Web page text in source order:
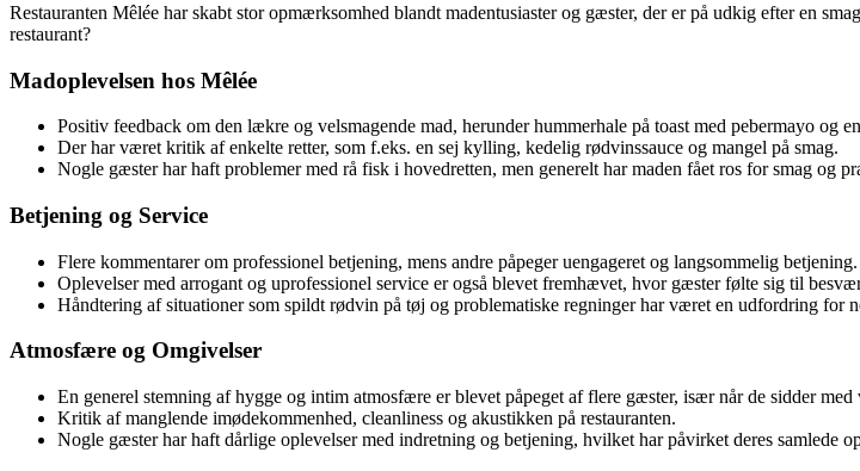
Restauranten Mêlée har skabt stor opmærksomhed blandt madentusiaster og gæster, der er på udkig efter en
restaurant?
Madoplevelsen hos Mêlée
Positiv feedback om den lækre og velsmagende mad, herunder hummerhale på toast med pebermayo og
Der har været kritik af enkelte retter, som f.eks. en sej kylling, kedelig rødvinssauce og mangel på smag.
Nogle gæster har haft problemer med rå fisk i hovedretten, men generelt har maden fået ros for smag og
Betjening og Service
Flere kommentarer om professionel betjening, mens andre påpeger uengageret og langsommelig betjening.
Oplevelser med arrogant og uprofessionel service er også blevet fremhævet, hvor gæster følte sig til
Håndtering af situationer som spildt rødvin på tøj og problematiske regninger har været en udfordring for
Atmosfære og Omgivelser
En generel stemning af hygge og intim atmosfære er blevet påpeget af flere gæster, især når de sidder med
Kritik af manglende imødekommenhed, cleanliness og akustikken på restauranten.
Nogle gæster har haft dårlige oplevelser med indretning og betjening, hvilket har påvirket deres samlede